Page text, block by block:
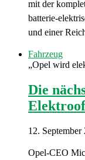
mit der
batterie-
und einer
Fahrzeug
„Opel wird
Die
12. September
Opel-CEO